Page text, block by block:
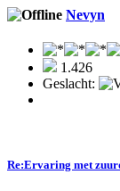
Nevyn
1.426
Geslacht:
Re:Ervaring met